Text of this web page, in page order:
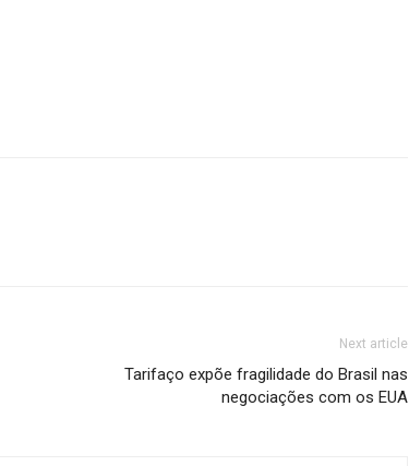
Next article
Tarifaço expõe fragilidade do Brasil nas
negociações com os EUA